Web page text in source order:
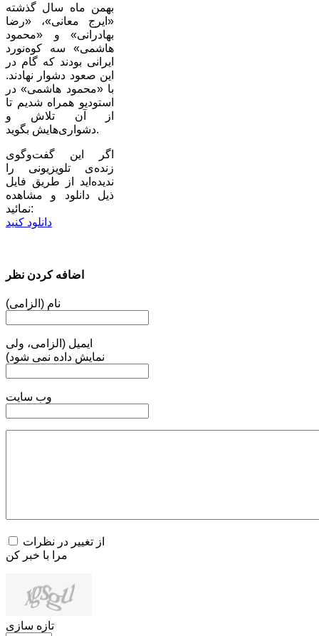
بهمن ماه سال گذشته
«ایرج معانی»، «رضا
بهادرانی» و «محمود
هاشمی» سه کوه‌نورد
ایرانی بودند که گام در
این صعود دشوار نهادند.
با «محمود هاشمی» در
استودیو همراه شدیم تا
از آن تلاش و
دشواری‌هایش بگوید.
اگر این گفت‌وگوی
زنده‌ی تلویزیونی را
ندیده‌اید از طریق فایل
ذیل دانلود و مشاهده
نمائید:
دانلود کنید
اضافه کردن نظر
نام (الزامی)
ایمیل (الزامی، ولی
نمایش داده نمی شود)
وب سایت
از تغییر در نظرات
مرا با خبر کن
تازه سازی